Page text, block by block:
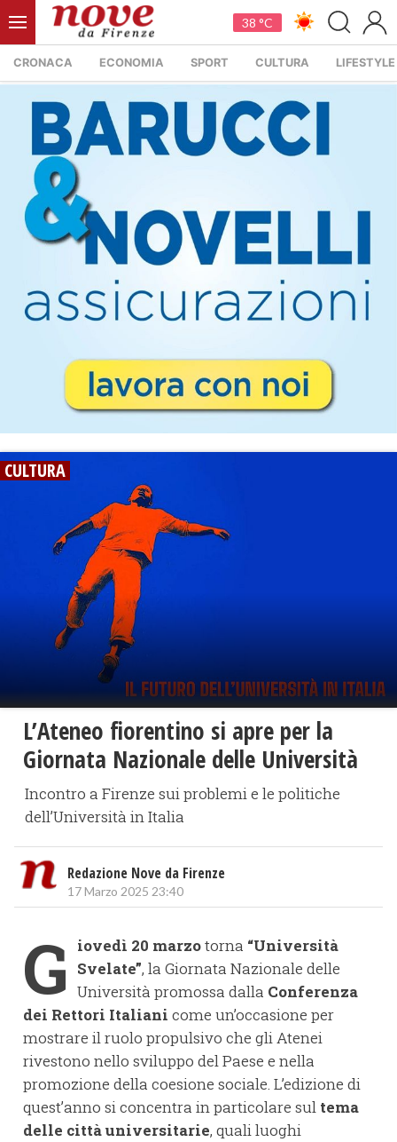
38 °C
CRONACA ECONOMIA SPORT CULTURA LIFESTYLE
CULTURA
L’Ateneo fiorentino si apre per la
Giornata Nazionale delle Università
Incontro a Firenze sui problemi e le politiche
dell’Università in Italia
Redazione Nove da Firenze
17 Marzo 2025 23:40
G iovedì 20 marzotorna “Università
Svelate”, la Giornata Nazionale delle
Università promossa dalla Conferenza
dei Rettori Italiani come un’occasione per
mostrare il ruolo propulsivo che gli Atenei
rivestono nello sviluppo del Paese e nella
promozione della coesione sociale. L’edizione di
quest’anno si concentra in particolare sul tema
delle città universitarie, quali luoghi